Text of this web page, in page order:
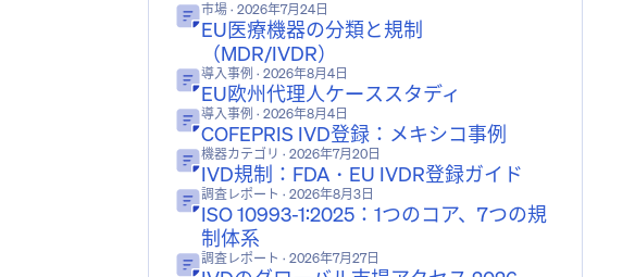
市場 · 2026年7月24日
EU医療機器の分類と規制
（MDR/IVDR）
導入事例 · 2026年8月4日
EU欧州代理人ケーススタディ
導入事例 · 2026年8月4日
COFEPRIS IVD登録：メキシコ事例
機器カテゴリ · 2026年7月20日
IVD規制：FDA・EU IVDR登録ガイド
調査レポート · 2026年8月3日
ISO 10993-1:2025：1つのコア、7つの規
制体系
調査レポート · 2026年7月27日